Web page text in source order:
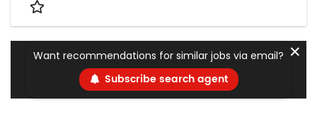
Want recommendations for similar jobs via email?
Subscribe search agent
✕